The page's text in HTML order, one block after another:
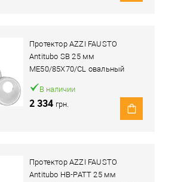
Протектор AZZI FAUSTO
Antitubo SB 25 мм
ME50/85X70/CL овальный
широкий хром полированный
В наличии
2 334 грн.
Протектор AZZI FAUSTO
Antitubo HB-PATT 25 мм